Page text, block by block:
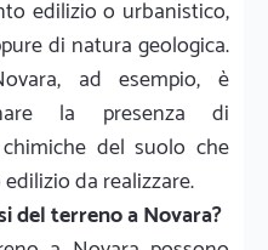
edilizio o urbanistico,
di natura geologica.
ad esempio, è
la presenza di
del suolo che
da realizzare.
del terreno a Novara?